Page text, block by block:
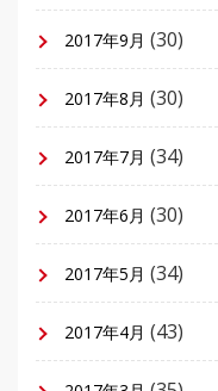
2017年9月 (30)
2017年8月 (30)
2017年7月 (34)
2017年6月 (30)
2017年5月 (34)
2017年4月 (43)